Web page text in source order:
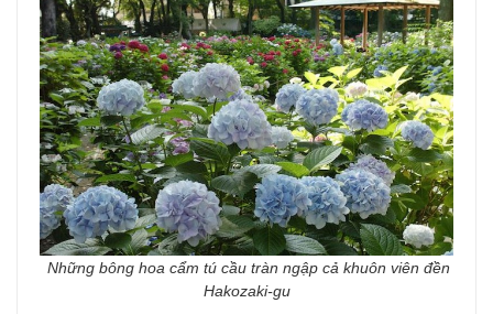
Những bông hoa cẩm tú cầu tràn ngập cả khuôn viên đền
Hakozaki-gu